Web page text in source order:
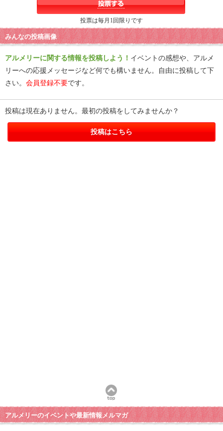
投票は毎月1回限りです
みんなの投稿画像
アルメリーに関する情報を投稿しよう！ イベントの感想や、アルメ
リーへの応援メッセージなど何でも構いません。自由に投稿して下
さい。 会員登録不要です。
投稿は現在ありません。最初の投稿をしてみませんか？
投稿はこちら
アルメリーのイベントや最新情報メルマガ